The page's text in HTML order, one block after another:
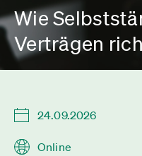
Wie
Verträgen
24.09.2026
Online